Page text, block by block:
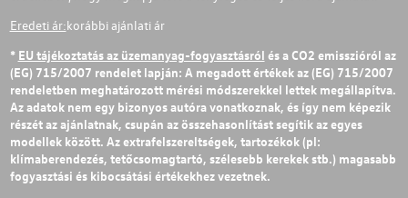
Eredeti ár:korábbi ajánlati ár
* EU tájékoztatás az üzemanyag-fogyasztásról és a CO2 emisszióról az
(EG) 715/2007 rendelet lapján: A megadott értékek az (EG) 715/2007
rendeletben meghatározott mérési módszerekkel lettek megállapítva.
Az adatok nem egy bizonyos autóra vonatkoznak, és így nem képezik
részét az ajánlatnak, csupán az összehasonlítást segítik az egyes
modellek között. Az extrafelszereltségek, tartozékok (pl:
klímaberendezés, tetőcsomagtartó, szélesebb kerekek stb.) magasabb
fogyasztási és kibocsátási értékekhez vezetnek.